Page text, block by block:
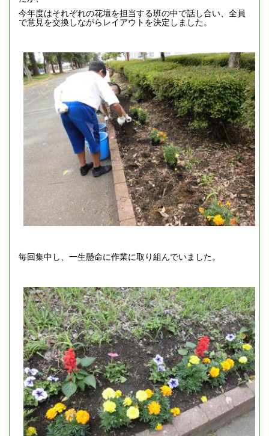
今年度はそれぞれの花壇を担当する班の中で話し合い、全員
で意見を交換しながらレイアウトを決定しました。
毎回集中し、一生懸命に作業に取り組んでいました。